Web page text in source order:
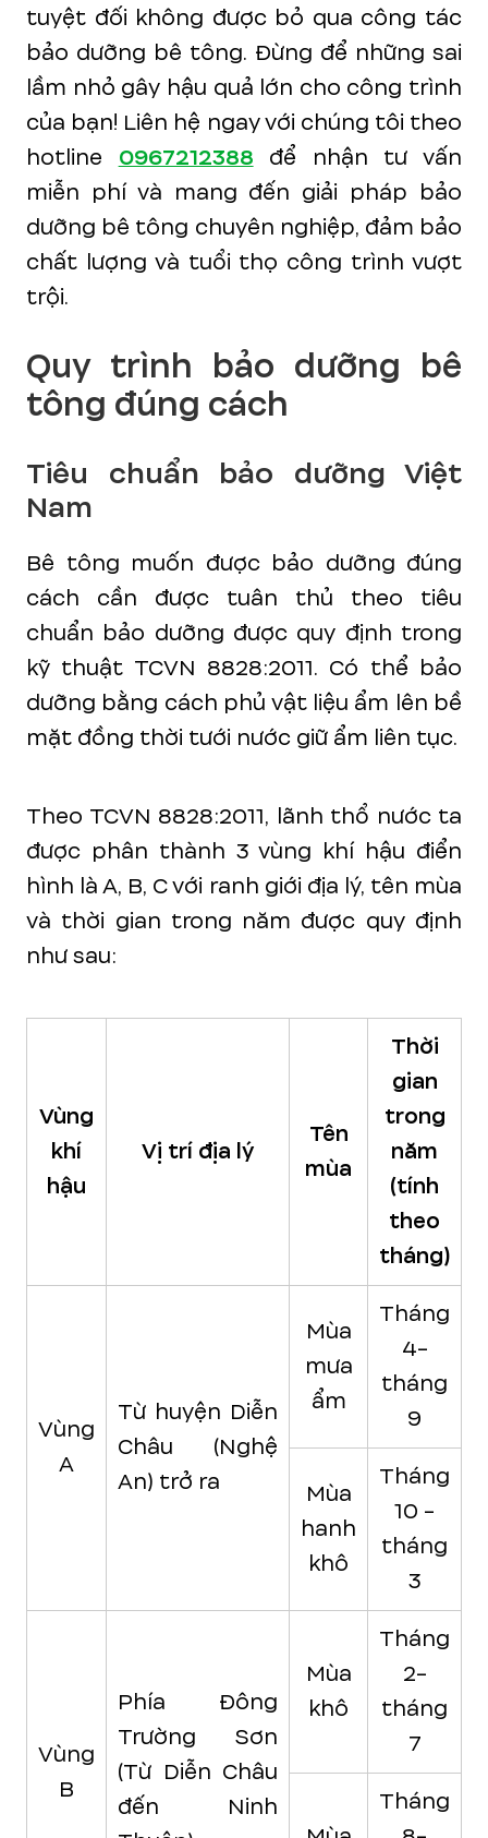
tuyệt đối không được bỏ qua công tác
bảo dưỡng bê tông. Đừng để những sai
lầm nhỏ gây hậu quả lớn cho công trình
của bạn! Liên hệ ngay với chúng tôi theo
hotline0967212388 để nhận tư vấn
miễn phí và mang đến giải pháp bảo
dưỡng bê tông chuyên nghiệp, đảm bảo
chất lượng và tuổi thọ công trình vượt
trội.
Quy trình bảo dưỡng bê
tông đúng cách
Tiêu chuẩn bảo dưỡng Việt
Nam
Bê tông muốn được bảo dưỡng đúng
cách cần được tuân thủ theo tiêu
chuẩn bảo dưỡng được quy định trong
kỹ thuật TCVN 8828:2011. Có thể bảo
dưỡng bằng cách phủ vật liệu ẩm lên bề
mặt đồng thời tưới nước giữ ẩm liên tục.
Theo TCVN 8828:2011, lãnh thổ nước ta
được phân thành 3 vùng khí hậu điển
hình là A, B, C với ranh giới địa lý, tên mùa
và thời gian trong năm được quy định
như sau:
Vùng
khí
hậu
Vị trí địa lý
Tên
mùa
Thời
gian
trong
năm
(tính
theo
tháng)
Vùng
A
Từ huyện Diễn
Châu (Nghệ
An) trở ra
Mùa
mưa
ẩm
Tháng
4-
tháng
9
Mùa
hanh
khô
Tháng
10 -
tháng
3
Vùng
B
Phía Đông
Trường Sơn
(Từ Diễn Châu
đến Ninh
Mùa
khô
Tháng
2-
tháng
7
Tháng